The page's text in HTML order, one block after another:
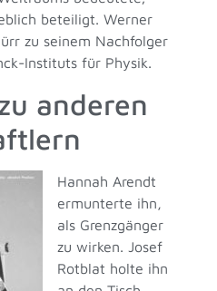
beteiligt. Werner
zu seinem Nachfolger
Instituts für Physik.
anderen
Hannah Arendt
ermunterte ihn,
als Grenzgänger
zu wirken. Josef
Rotblat holte ihn